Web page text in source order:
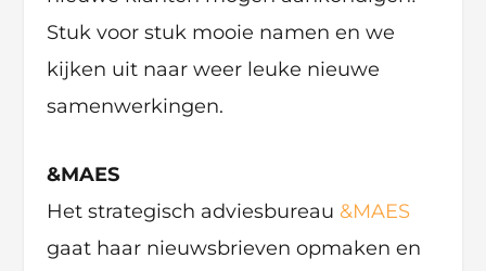
Stuk voor stuk mooie namen en we
kijken uit naar weer leuke nieuwe
samenwerkingen.
&MAES
Het strategisch adviesbureau &MAES
gaat haar nieuwsbrieven opmaken en